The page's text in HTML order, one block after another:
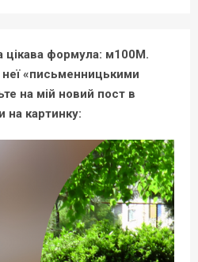
цікава формула: м100М.
«письменницькими
на мій новий пост в
на картинку: